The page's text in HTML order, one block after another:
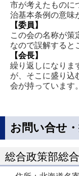
市が考えたものに
治基本条例の意味
【委員】
この会の名称が策
なので誤解すると
【会長】
繰り返しになりま
が、そこに盛り込
会が持っています。
お問い合せ
総合政策部総